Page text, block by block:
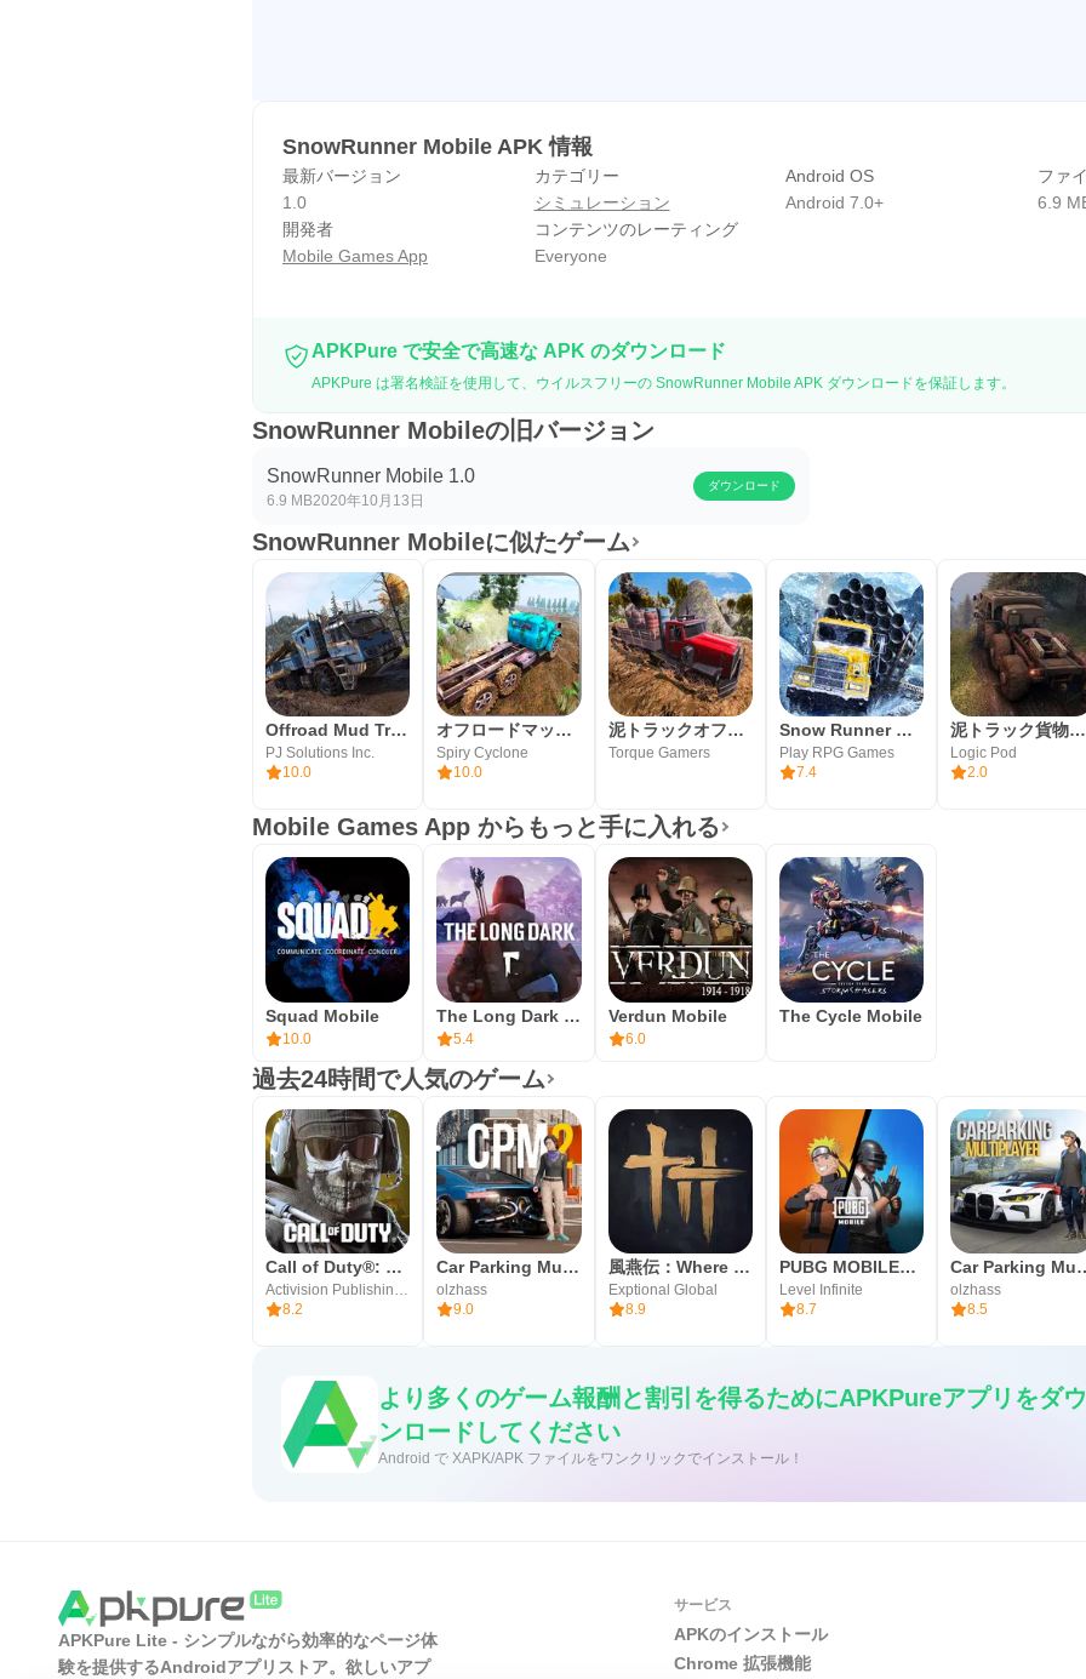
SnowRunner Mobile APK 情報
最新バージョン
1.0
カテゴリー
シミュレーション
Android OS
Android 7.0+
ファ
6.9
開発者
Mobile Games App
コンテンツのレーティング
Everyone
APKPure で安全で高速な APK のダウンロード
APKPure は署名検証を使用して、ウイルスフリーの SnowRunner Mobile APK ダウンロードを保証します。
SnowRunner Mobileの旧バージョン
SnowRunner Mobile 1.0
6.9 MB2020年10月13日
ダウンロード
SnowRunner Mobileに似たゲーム
Offroad Mud Truck Simulator 3D
PJ Solutions Inc.
10.0
オフロードマッドトラック運転2019年：貨物トラック
Spiry Cyclone
10.0
泥トラックオフロード運転
Torque Gamers
Snow Runner Mobile
Play RPG Games
7.4
泥トラック貨物輸送3D
Logic Pod
2.0
Mobile Games App からもっと手に入れる
Squad Mobile
10.0
The Long Dark Mobile
5.4
Verdun Mobile
6.0
The Cycle Mobile
過去24時間で人気のゲーム
Call of Duty®: Mobile
Activision Publishing, Inc.
8.2
Car Parking Multiplayer 2
olzhass
9.0
風燕伝：Where Winds Meet
Exptional Global
8.9
PUBG MOBILE（ピーユービージー）
Level Infinite
8.7
Car
olzhass
8.5
より多くのゲーム報酬と割引を得るためにAPKPureアプリをダウ
ンロードしてください
Android で XAPK/APK ファイルをワンクリックでインストール！
APKPure Lite - シンプルながら効率的なページ体
験を提供するAndroidアプリストア。欲しいアプ
サービス
APKのインストール
Chrome 拡張機能